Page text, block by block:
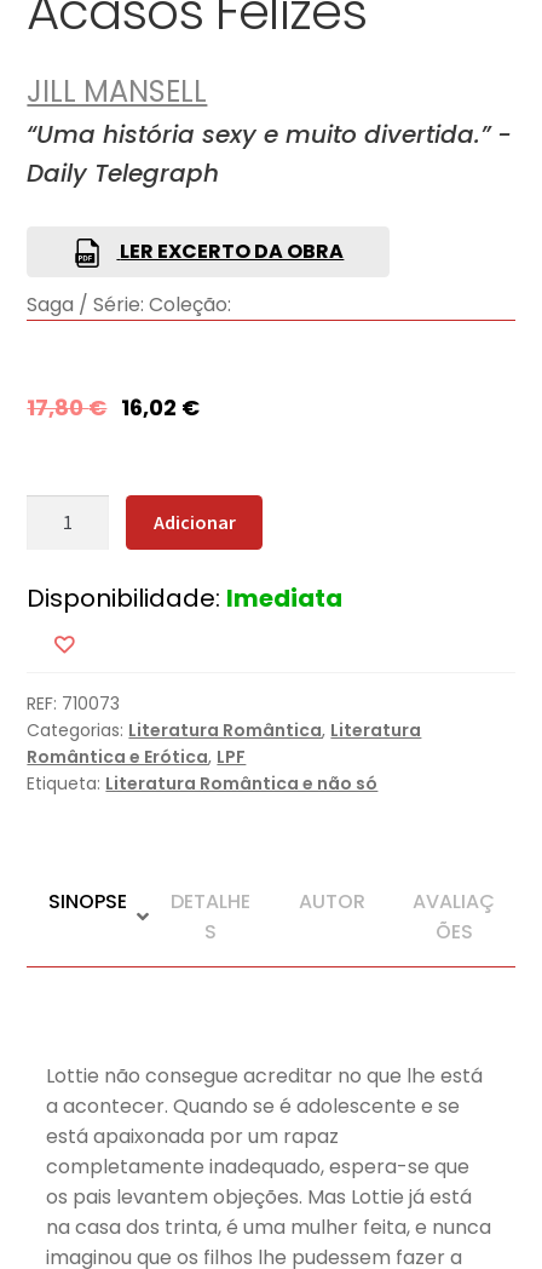
JILL MANSELL
“Uma história sexy e muito divertida.” -
Daily Telegraph
LER EXCERTO DA OBRA
Saga / Série: Coleção:
17,80€ 16,02 €
Quantidade
Felizes
Adicionar
Disponibilidade: Imediata
REF: 710073
Categorias: Literatura Romântica, Literatura
Romântica e Erótica, LPF
Etiqueta: Literatura Romântica e não só
SINOPSE
DETALHE
S
AUTOR
AVALIAÇ
ÕES
Lottie não consegue acreditar no que lhe está
a acontecer. Quando se é adolescente e se
está apaixonada por um rapaz
completamente inadequado, espera-se que
os pais levantem objeções. Mas Lottie já está
na casa dos trinta, é uma mulher feita, e nunca
imaginou que os filhos lhe pudessem fazer a